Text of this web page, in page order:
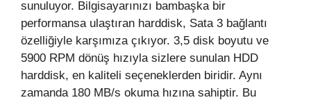
sunuluyor. Bilgisayarınızı bambaşka bir
performansa ulaştıran harddisk, Sata 3 bağlantı
özelliğiyle karşımıza çıkıyor. 3,5 disk boyutu ve
5900 RPM dönüş hızıyla sizlere sunulan HDD
harddisk, en kaliteli seçeneklerden biridir. Aynı
zamanda 180 MB/s okuma hızına sahiptir. Bu